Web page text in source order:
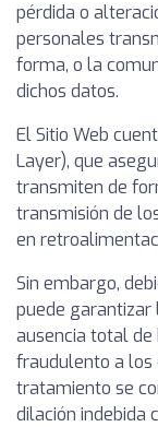
pérdida o
personales
forma, o la
dichos datos.
El Sitio Web
Layer), que
transmiten de
transmisión de
en
Sin embargo,
puede garantizar
ausencia total de
fraudulento a los
tratamiento se
dilación indebida